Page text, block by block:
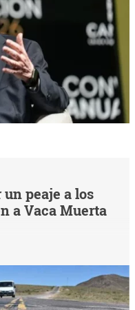
peaje a los
a Vaca Muerta